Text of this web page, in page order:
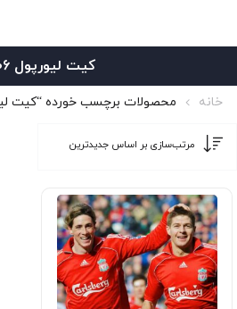
کیت لیورپول 2006
خانه محصولات برچسب خورده “کیت